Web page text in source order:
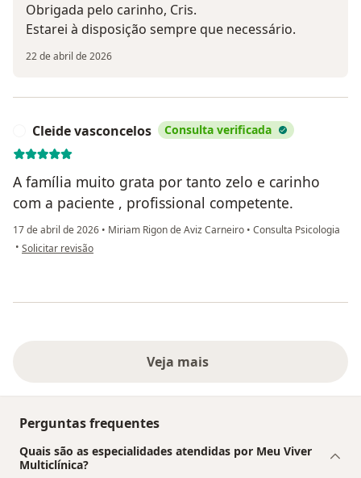
Obrigada pelo carinho, Cris.
Estarei à disposição sempre que necessário.
22 de abril de 2026
Cleide vasconcelos Consulta verificada
A família muito grata por tanto zelo e carinho
com a paciente , profissional competente.
17 de abril de 2026 • Miriam Rigon de Aviz Carneiro • Consulta Psicologia
• na opinião do utilizador Cleide vasconcelos
Solicitar revisão
Veja mais
Perguntas frequentes
Quais são as especialidades atendidas por Meu Viver
Multiclínica?